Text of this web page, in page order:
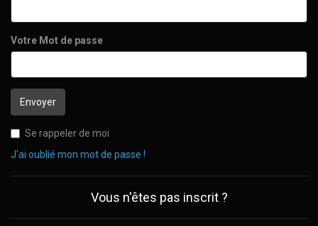
Votre Mot de passe
Se rappeler de moi
J'ai oublié mon mot de passe !
Vous n'êtes pas inscrit ?